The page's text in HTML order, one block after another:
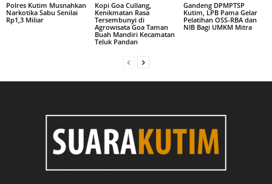
Polres Kutim Musnahkan
Narkotika Sabu Senilai
Rp1,3 Miliar
Kopi Goa Cullang,
Kenikmatan Rasa
Tersembunyi di
Agrowisata Goa Taman
Buah Mandiri Kecamatan
Teluk Pandan
Gandeng DPMPTSP
Kutim, LPB Pama Gelar
Pelatihan OSS-RBA dan
NIB Bagi UMKM Mitra